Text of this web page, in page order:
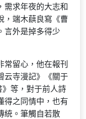
需求年夜的大志和
，端木蕻良寫《曹
言外是掉多得少
留心，他在報刊
云寺漫記》《關于
》等，對于前人詩
得之同情中，也有
統。筆觸自若散